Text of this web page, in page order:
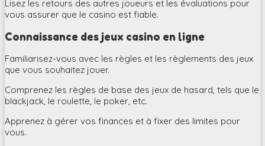
Lisez les retours des autres joueurs et les évaluations pour
vous assurer que le casino est fiable.
Connaissance des jeux casino en ligne
Familiarisez-vous avec les règles et les règlements des jeux
que vous souhaitez jouer.
Comprenez les règles de base des jeux de hasard, tels que le
blackjack, le roulette, le poker, etc.
Apprenez à gérer vos finances et à fixer des limites pour
vous.